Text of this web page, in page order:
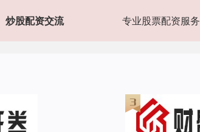
炒股配资交流 专业股票配资服务